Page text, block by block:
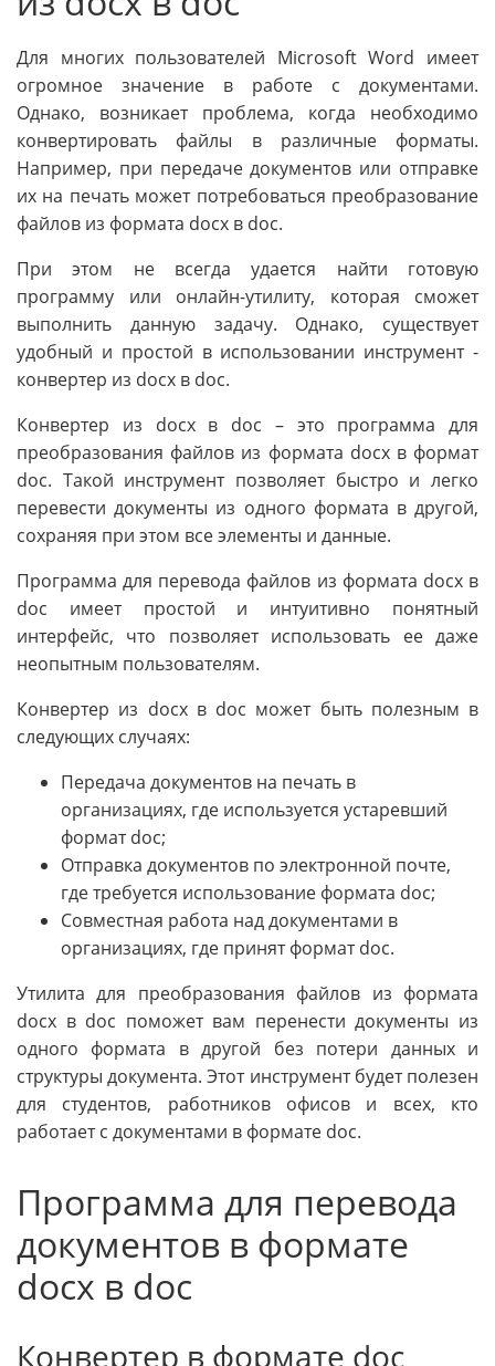
Для многих пользователей Microsoft Word имеет
огромное значение в работе с документами.
Однако, возникает проблема, когда необходимо
конвертировать файлы в различные форматы.
Например, при передаче документов или отправке
их на печать может потребоваться преобразование
файлов из формата docx в doc.
При этом не всегда удается найти готовую
программу или онлайн-утилиту, которая сможет
выполнить данную задачу. Однако, существует
удобный и простой в использовании инструмент -
конвертер из docx в doc.
Конвертер из docx в doc – это программа для
преобразования файлов из формата docx в формат
doc. Такой инструмент позволяет быстро и легко
перевести документы из одного формата в другой,
сохраняя при этом все элементы и данные.
Программа для перевода файлов из формата docx в
doc имеет простой и интуитивно понятный
интерфейс, что позволяет использовать ее даже
неопытным пользователям.
Конвертер из docx в doc может быть полезным в
следующих случаях:
Передача документов на печать в
организациях, где используется устаревший
формат doc;
Отправка документов по электронной почте,
где требуется использование формата doc;
Совместная работа над документами в
организациях, где принят формат doc.
Утилита для преобразования файлов из формата
docx в doc поможет вам перенести документы из
одного формата в другой без потери данных и
структуры документа. Этот инструмент будет полезен
для студентов, работников офисов и всех, кто
работает с документами в формате doc.
Программа для перевода
документов в формате
docx в doc
Конвертер в формате doc